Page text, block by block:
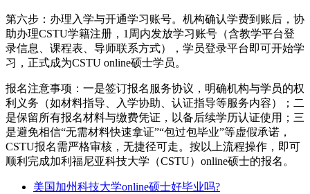
第六步：办理入学与开通学习账号。机构确认学费到账后，协
助办理CSTU学籍注册，1周内发放学习账号（含教学平台登
录信息、课程表、导师联系方式），学员登录平台即可开始学
习，正式成为CSTU online硕士学员。
报名注意事项：一是签订报名服务协议，明确机构与学员的权
利义务（如材料指导、入学协助、认证指导等服务内容）；二
是保留所有报名材料与缴费凭证，以备后续学历认证使用；三
是避免相信“无需材料快速拿证”“包过包毕业”等虚假承诺，
CSTU报名需严格审核，无捷径可走。按以上流程操作，即可
顺利完成加利福尼亚科技大学（CSTU）online硕士的报名。
美国加州科技大学online硕士好毕业吗?